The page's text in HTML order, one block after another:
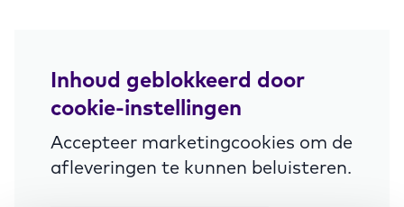
Inhoud geblokkeerd door
cookie-instellingen
Accepteer marketingcookies om de
afleveringen te kunnen beluisteren.